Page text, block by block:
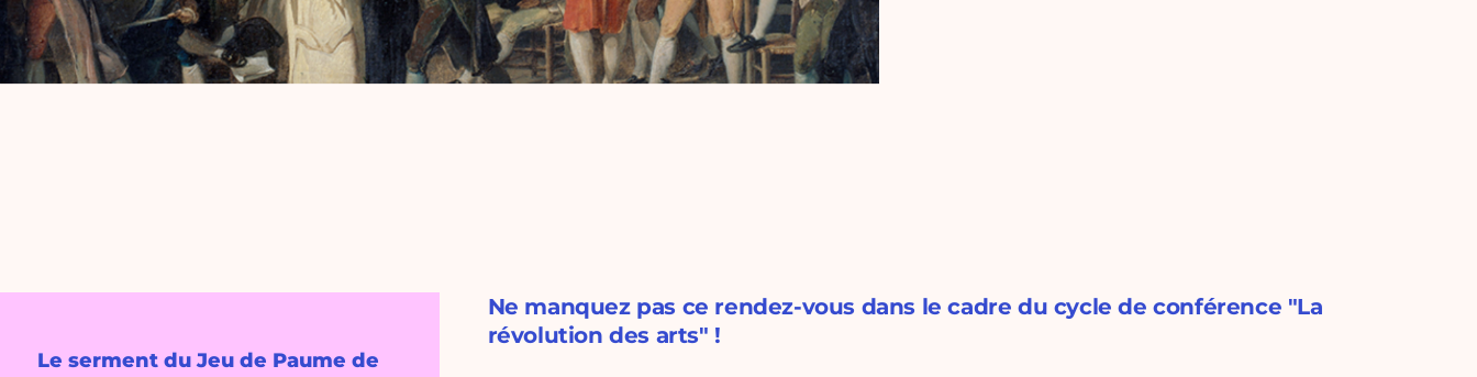
Le serment du Jeu de Paume de
Ne manquez pas ce rendez-vous dans le cadre du cycle de conférence "La
révolution des arts" !